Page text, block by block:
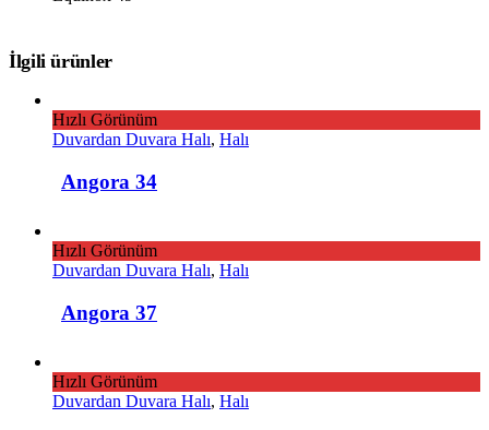
İlgili ürünler
Hızlı Görünüm
Duvardan Duvara Halı, Halı
Angora 34
Hızlı Görünüm
Duvardan Duvara Halı, Halı
Angora 37
Hızlı Görünüm
Duvardan Duvara Halı, Halı